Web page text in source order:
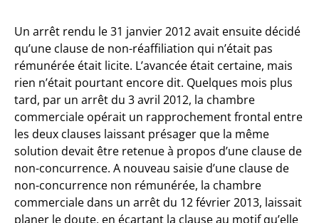
Un arrêt rendu le 31 janvier 2012 avait ensuite décidé
qu’une clause de non-réaffiliation qui n’était pas
rémunérée était licite. L’avancée était certaine, mais
rien n’était pourtant encore dit. Quelques mois plus
tard, par un arrêt du 3 avril 2012, la chambre
commerciale opérait un rapprochement frontal entre
les deux clauses laissant présager que la même
solution devait être retenue à propos d’une clause de
non-concurrence. A nouveau saisie d’une clause de
non-concurrence non rémunérée, la chambre
commerciale dans un arrêt du 12 février 2013, laissait
planer le doute, en écartant la clause au motif qu’elle